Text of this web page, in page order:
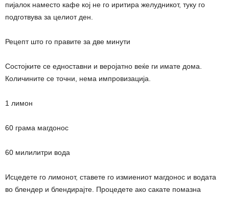
пијалок наместо кафе кој не го иритира желудникот, туку го
подготвува за целиот ден.
Рецепт што го правите за две минути
Состојките се едноставни и веројатно веќе ги имате дома.
Количините се точни, нема импровизација.
1 лимон
60 грама магдонос
60 милилитри вода
Исцедете го лимонот, ставете го измиениот магдонос и водата
во блендер и блендирајте. Процедете ако сакате помазна